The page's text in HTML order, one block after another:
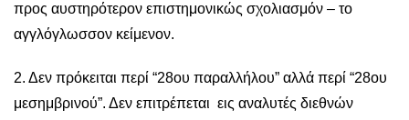
προς αυστηρότερον επιστημονικώς σχολιασμόν – το
αγγλόγλωσσον κείμενον.
2. Δεν πρόκειται περί “28ου παραλλήλου” αλλά περί “28ου
μεσημβρινού”. Δεν επιτρέπεται εις αναλυτές διεθνών